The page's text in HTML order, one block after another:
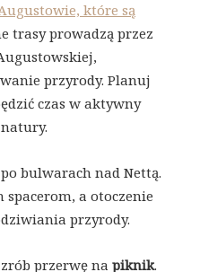
które są
trasy prowadzą przez
przyrody. Planuj
czas w aktywny
bulwarach nad Nettą.
a otoczenie
przyrody.
przerwę na piknik.